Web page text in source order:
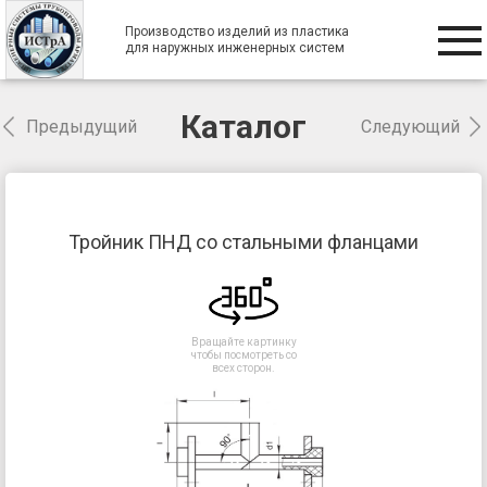
Производство изделий из пластика
для наружных инженерных систем
Предыдущий Каталог Следующий
Тройник ПНД со стальными фланцами
Вращайте картинку
чтобы посмотреть со
всех сторон.